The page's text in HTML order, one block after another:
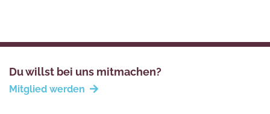
Du willst bei uns mitmachen?
Mitglied werden